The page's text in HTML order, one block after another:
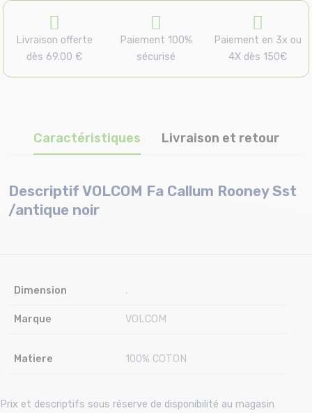
Livraison offerte
dès 69.00 €
Paiement 100%
sécurisé
Paiement en 3x ou
4X dès 150€
Caractéristiques Livraison et retour
Descriptif VOLCOM Fa Callum Rooney Sst
/antique noir
Dimension .
Marque VOLCOM
Matiere 100% COTON
Prix et descriptifs sous réserve de disponibilité au magasin